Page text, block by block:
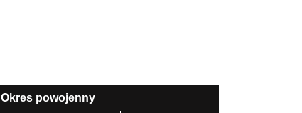
Okres powojenny